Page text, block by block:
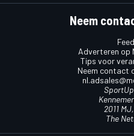
Neem
Adverteren op
Tips voor
Neem contact
2011
The